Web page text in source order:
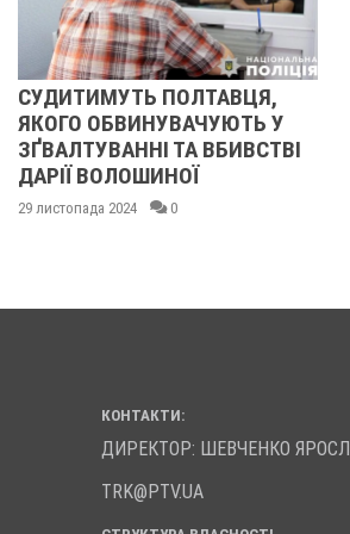
СУДИТИМУТЬ ПОЛТАВЦЯ,
ЯКОГО ОБВИНУВАЧУЮТЬ У
ЗҐВАЛТУВАННІ ТА ВБИВСТВІ
ДАРІЇ ВОЛОШИНОЇ
29 листопада 2024 0
КОНТАКТИ:
ДИРЕКТОР: ШЕВЧЕНКО
TRK@PTV.UA